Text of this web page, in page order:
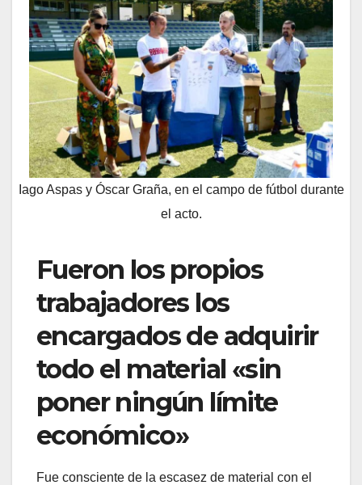
Iago Aspas y Óscar Graña, en el campo de fútbol durante
el acto.
Fueron los propios
trabajadores los
encargados de adquirir
todo el material «sin
poner ningún límite
económico»
Fue consciente de la escasez de material con el